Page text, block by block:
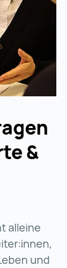
&
alleine
und